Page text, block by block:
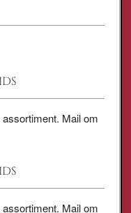
Mail om
Mail om